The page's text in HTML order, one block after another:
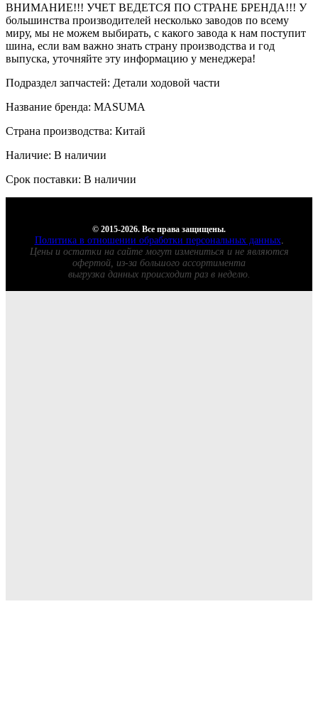
ВНИМАНИЕ!!! УЧЕТ ВЕДЕТСЯ ПО СТРАНЕ БРЕНДА!!! У
большинства производителей несколько заводов по всему
миру, мы не можем выбирать, с какого завода к нам поступит
шина, если вам важно знать страну производства и год
выпуска, уточняйте эту информацию у менеджера!
Подраздел запчастей: Детали ходовой части
Название бренда: MASUMA
Страна производства: Китай
Наличие: В наличии
Срок поставки: В наличии
© 2015-2026. Все права защищены.
Политика в отношении обработки персональных данных.
Цены и остатки на сайте могут измениться и не являются
офертой, из-за большого ассортимента
выгрузка данных происходит раз в неделю.